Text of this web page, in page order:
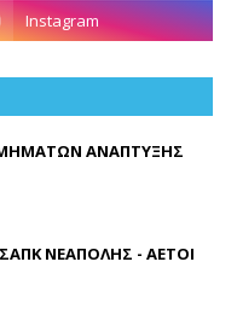
ΑΝΑΠΤΥΞΗΣ
ΝΕΑΠΟΛΗΣ - ΑΕΤΟΙ